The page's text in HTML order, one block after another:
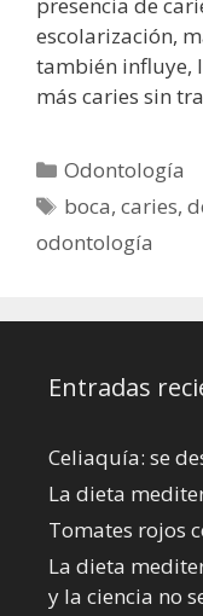
escolarización,
también influye,
más caries sin
Categorías
Odontología
Etiquetas
boca,caries,
odontología
Entradas
Celiaquía: se
La dieta
Tomates rojos
La dieta
y la ciencia no